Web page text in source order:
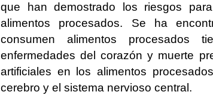
que han demostrado los riesgos
alimentos procesados. Se ha
consumen alimentos procesados
enfermedades del corazón y muerte
artificiales en los alimentos
cerebro y el sistema nervioso central.